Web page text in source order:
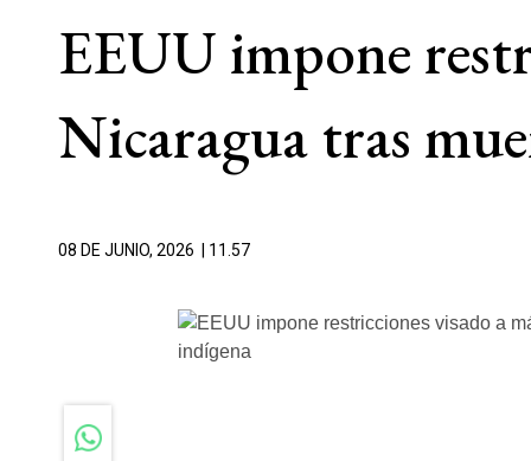
EEUU impone
Nicaragua tras
08 DE JUNIO, 2026 | 11.57